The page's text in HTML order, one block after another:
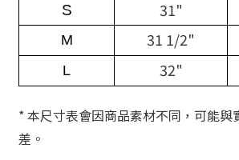
S
31"
M 31 1/2"
L 32"
* 本尺寸表會因商品素材不同，可能與
差。